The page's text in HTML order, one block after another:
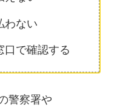
わない
口で確認する
警察署や